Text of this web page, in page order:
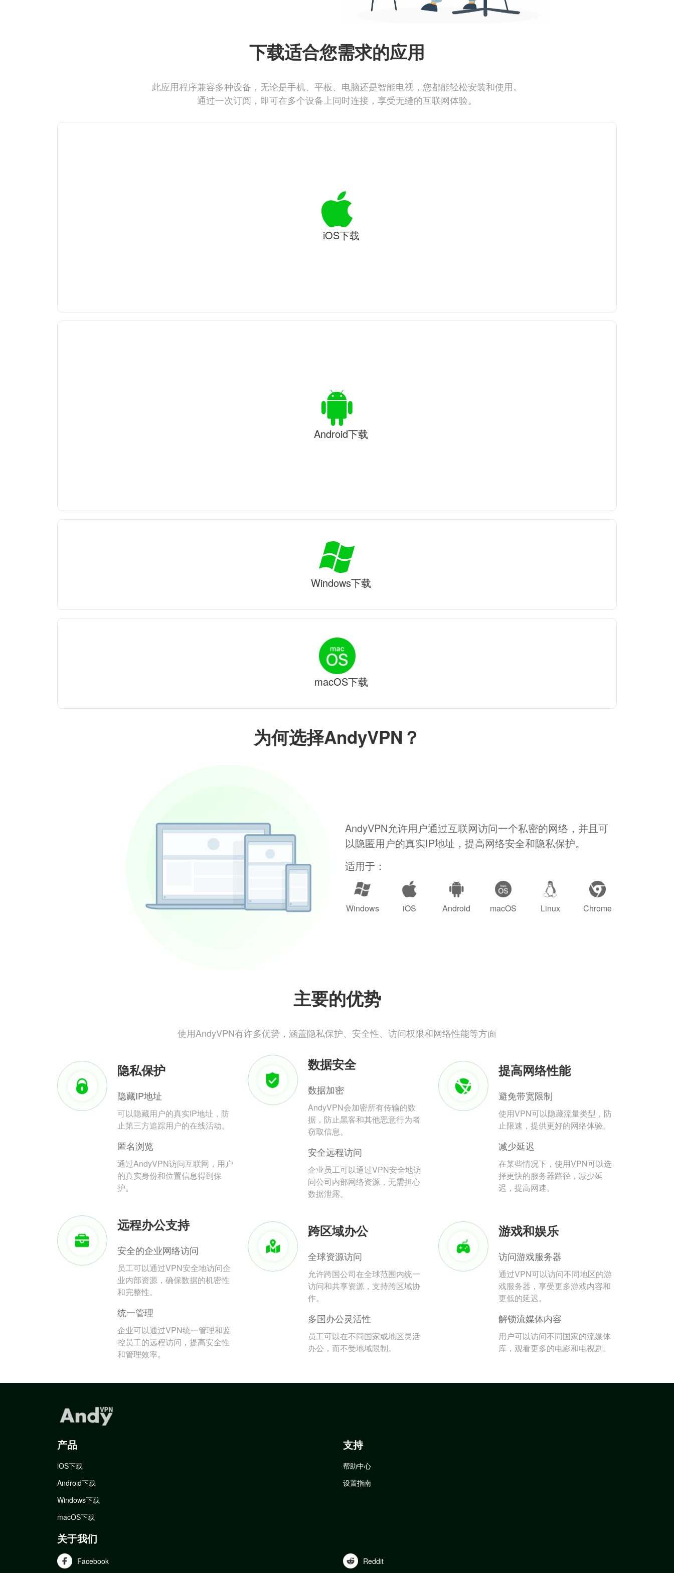
为何选择AndyVPN？
AndyVPN允许用户通过互联网访问一个私密的网络，并且可
以隐匿用户的真实IP地址，提高网络安全和隐私保护。
适用于：
Windows iOS Android macOS Linux Chrome
主要的优势
使用AndyVPN有许多优势，涵盖隐私保护、安全性、访问权限和网络性能等方面
隐私保护
隐藏IP地址
可以隐藏用户的真实IP地址，防
止第三方追踪用户的在线活动。
匿名浏览
通过AndyVPN访问互联网，用户
的真实身份和位置信息得到保
护。
数据安全
数据加密
AndyVPN会加密所有传输的数
据，防止黑客和其他恶意行为者
窃取信息。
安全远程访问
企业员工可以通过VPN安全地访
问公司内部网络资源，无需担心
数据泄露。
提高网络性能
避免带宽限制
使用VPN可以隐藏流量类型，防
止限速，提供更好的网络体验。
减少延迟
在某些情况下，使用VPN可以选
择更快的服务器路径，减少延
迟，提高网速。
远程办公支持
安全的企业网络访问
员工可以通过VPN安全地访问企
业内部资源，确保数据的机密性
和完整性。
统一管理
企业可以通过VPN统一管理和监
控员工的远程访问，提高安全性
和管理效率。
跨区域办公
全球资源访问
允许跨国公司在全球范围内统一
访问和共享资源，支持跨区域协
作。
多国办公灵活性
员工可以在不同国家或地区灵活
办公，而不受地域限制。
游戏和娱乐
访问游戏服务器
通过VPN可以访问不同地区的游
戏服务器，享受更多游戏内容和
更低的延迟。
解锁流媒体内容
用户可以访问不同国家的流媒体
库，观看更多的电影和电视剧。
下载适合您需求的应用
此应用程序兼容多种设备，无论是手机、平板、电脑还是智能电视，您都能轻松安装和使用。
通过一次订阅，即可在多个设备上同时连接，享受无缝的互联网体验。
iOS下载
Android下载
Windows下载
macOS下载
产品
iOS下载
Android下载
Windows下载
macOS下载
支持
帮助中心
设置指南
关于我们
Facebook Reddit